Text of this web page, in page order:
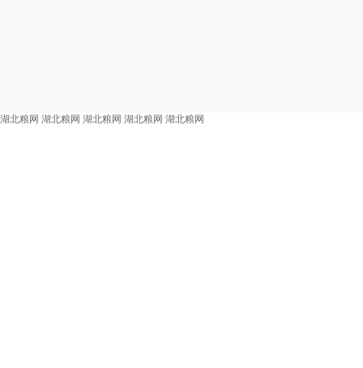
湖北粮网 湖北粮网 湖北粮网 湖北粮网 湖北粮网